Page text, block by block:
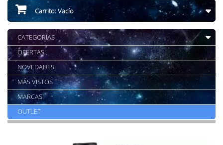
Carrito:Vacío
CATEGORÍAS
OFERTAS
NOVEDADES
MÁS VISTOS
MARCAS
OUTLET